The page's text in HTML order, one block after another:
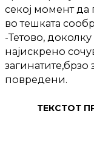
секој момент
во тешката
-Тетово,
најискрено
повредени.
ТЕКСТОТ